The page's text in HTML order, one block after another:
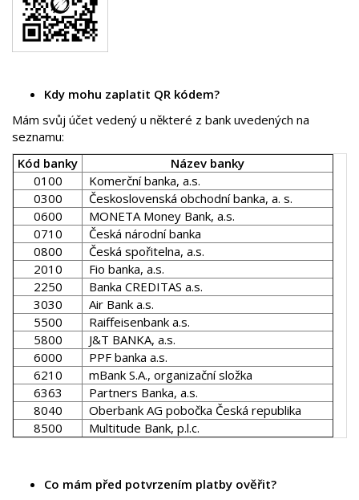
Kdy mohu zaplatit QR kódem?
Mám svůj účet vedený u některé z bank uvedených na
seznamu:
Kód banky
Název banky
0100
Komerční banka, a.s.
0300
Československá obchodní banka, a. s.
0600
MONETA Money Bank, a.s.
0710
Česká národní banka
0800
Česká spořitelna, a.s.
2010
Fio banka, a.s.
2250
Banka CREDITAS a.s.
3030
Air Bank a.s.
5500
Raiffeisenbank a.s.
5800
J&T BANKA, a.s.
6000
PPF banka a.s.
6210
mBank S.A., organizační složka
6363
Partners Banka, a.s.
8040
Oberbank AG pobočka Česká republika
8500
Multitude Bank, p.l.c.
Co mám před potvrzením platby ověřit?